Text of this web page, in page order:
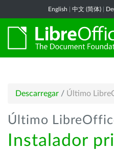
English 中文 (简体)
Descarregar / Último
Último
Instalador